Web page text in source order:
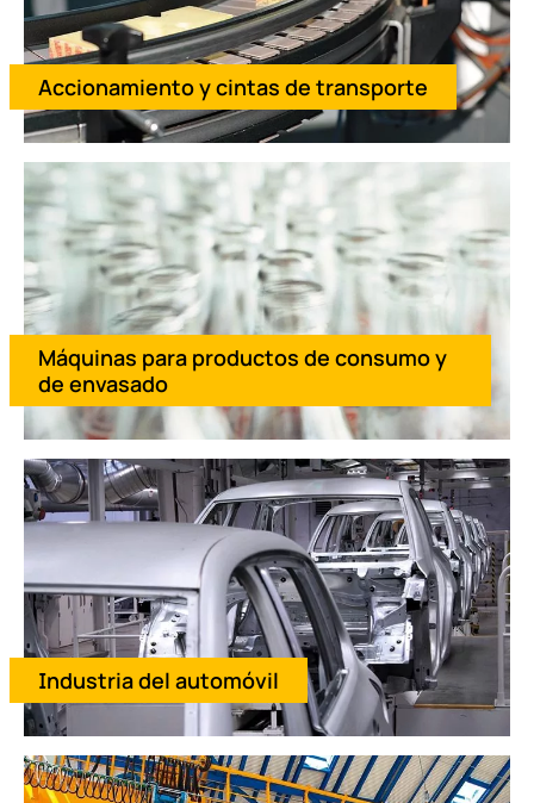
Accionamiento y cintas de transporte
Máquinas para productos de consumo y
de envasado
Industria del automóvil